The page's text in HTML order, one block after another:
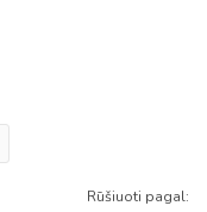
Rūšiuoti pagal: